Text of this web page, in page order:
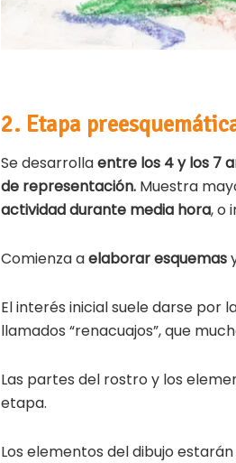
2. Etapa
Se desarrollaentre los 4 y los 7
de representación. Muestra
actividad durante media hora, o
Comienza aelaborar esquemas
El interés inicial suele darse por
llamados “renacuajos”, que
Las partes del rostro y los
etapa.
Los elementos del dibujo